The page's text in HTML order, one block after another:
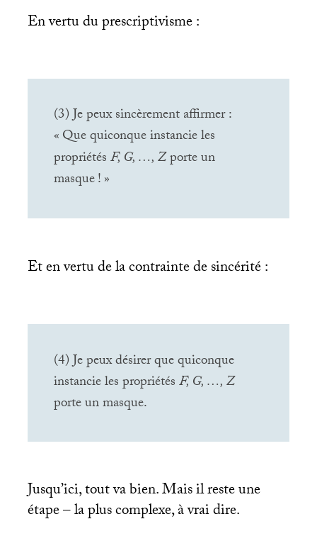
En vertu du prescriptivisme :
(3) Je peux sincèrement affirmer :
«Que quiconque instancie les
propriétésF, G, …, Zporte un
masque!»
Et en vertu de la contrainte de sincérité :
(4) Je peux désirer que quiconque
instancie les propriétésF, G, …, Z
porte un masque.
Jusqu’ici, tout va bien. Mais il reste une
étape – la plus complexe, à vrai dire.